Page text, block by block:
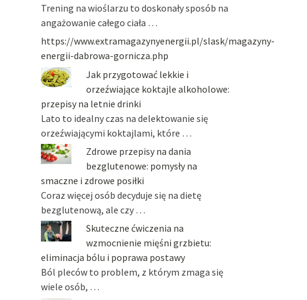
Trening na wioślarzu to doskonały sposób na
angażowanie całego ciała …
https://www.extramagazynyenergii.pl/slask/magazyny-
energii-dabrowa-gornicza.php
Jak przygotować lekkie i
orzeźwiające koktajle alkoholowe:
przepisy na letnie drinki
Lato to idealny czas na delektowanie się
orzeźwiającymi koktajlami, które …
Zdrowe przepisy na dania
bezglutenowe: pomysły na
smaczne i zdrowe posiłki
Coraz więcej osób decyduje się na dietę
bezglutenową, ale czy …
Skuteczne ćwiczenia na
wzmocnienie mięśni grzbietu:
eliminacja bólu i poprawa postawy
Ból pleców to problem, z którym zmaga się
wiele osób, …